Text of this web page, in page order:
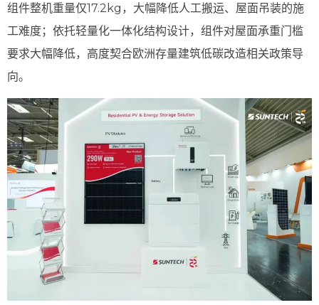
组件整机重量仅17.2kg，大幅降低人工搬运、屋面吊装的施
工难度；依托轻量化一体化结构设计，组件对屋面承重门槛
要求大幅降低，高度契合欧洲存量建筑低碳改造相关政策导
向。